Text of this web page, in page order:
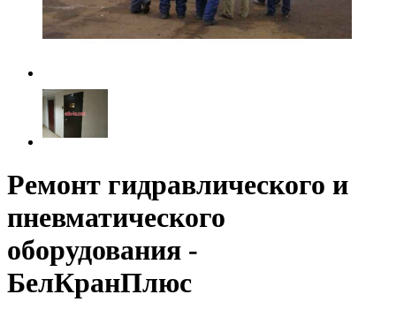
Ремонт гидравлического и
пневматического
оборудования -
БелКранПлюс